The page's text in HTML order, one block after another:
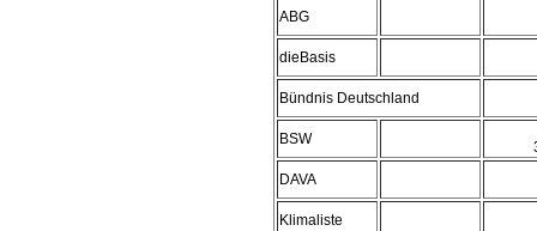
ABG
dieBasis
Bündnis Deutschland
BSW
DAVA
Klimaliste